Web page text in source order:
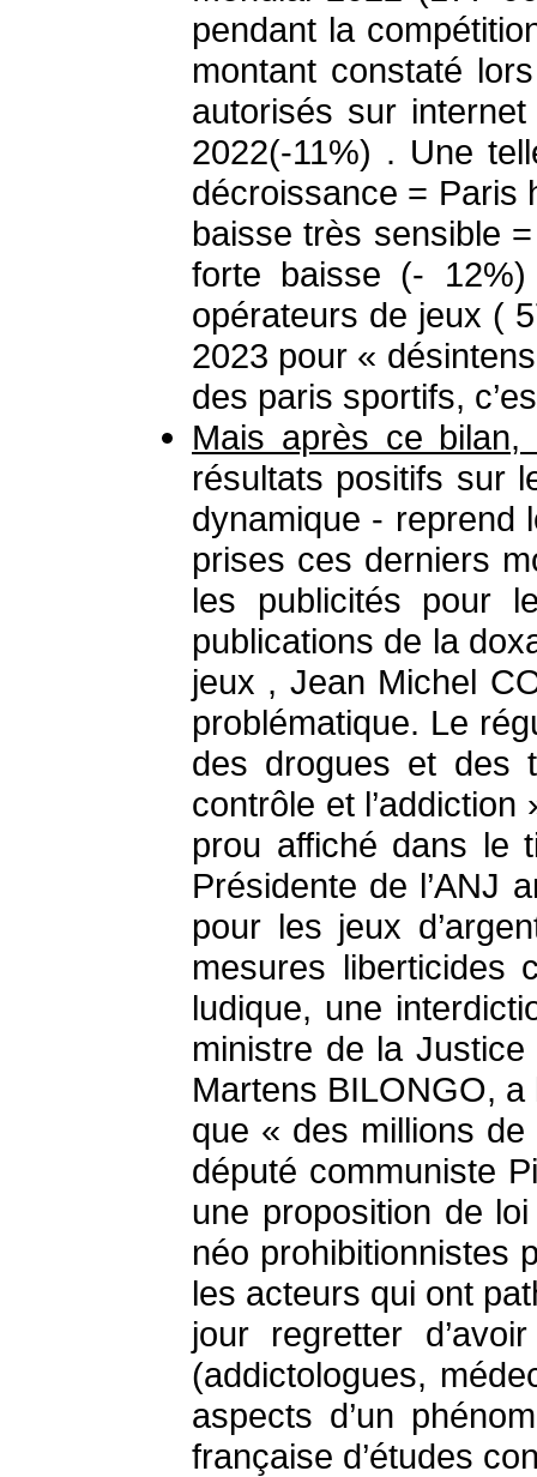
pendant la
montant constaté
autorisés sur
2022(-11%) . Une
décroissance = Paris
baisse très sensible
forte baisse (-
opérateurs de jeux (
2023 pour «
des paris sportifs,
Mais après ce bilan,
résultats positifs sur
dynamique - reprend
prises ces derniers
les publicités pour
publications de la
jeux , Jean Michel
problématique. Le
des drogues et des
contrôle et
prou affiché dans le
Présidente de l’ANJ
pour les jeux
mesures liberticides
ludique, une
ministre de la
Martens BILONGO,
que « des millions
député communiste
une proposition de
néo prohibitionnistes
les acteurs qui ont
jour regretter
(addictologues,
aspects d’un
française d’études